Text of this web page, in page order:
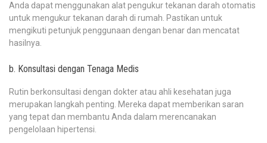
Anda dapat menggunakan alat pengukur tekanan darah otomatis
untuk mengukur tekanan darah di rumah. Pastikan untuk
mengikuti petunjuk penggunaan dengan benar dan mencatat
hasilnya.
b. Konsultasi dengan Tenaga Medis
Rutin berkonsultasi dengan dokter atau ahli kesehatan juga
merupakan langkah penting. Mereka dapat memberikan saran
yang tepat dan membantu Anda dalam merencanakan
pengelolaan hipertensi.